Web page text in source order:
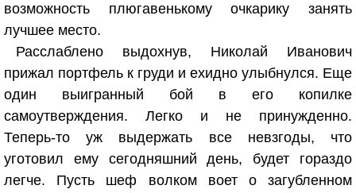
возможность плюгавенькому очкарику занять
лучшее место.
Расслаблено выдохнув, Николай Иванович
прижал портфель к груди и ехидно улыбнулся. Еще
один выигранный бой в его копилке
самоутверждения. Легко и не принужденно.
Теперь-то уж выдержать все невзгоды, что
уготовил ему сегодняшний день, будет гораздо
легче. Пусть шеф волком воет о загубленном